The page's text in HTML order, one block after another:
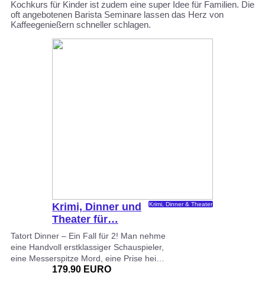
Kochkurs für Kinder ist zudem eine super Idee für Familien. Die
oft angebotenen Barista Seminare lassen das Herz von
Kaffeegenießern schneller schlagen.
Krimi, Dinner und
Theater für…
Krimi, Dinner & Theater
Tatort Dinner – Ein Fall für 2! Man nehme
eine Handvoll erstklassiger Schauspieler,
eine Messerspitze Mord, eine Prise hei…
179.90 EURO